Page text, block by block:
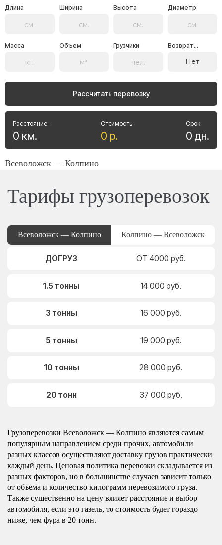
Длина Ширина Высота Диаметр
Масса Объем Грузчики Возврат...
Нет
Рассчитать перевозку
Стоимость:
0 р.
Расстояние:
0 км.
Срок:
0 дн.
Всеволожск — Колпино
Тарифы грузоперевозок
Всеволожск — Колпино Колпино — Всеволожск
ДОГРУЗ ОТ 4000 руб.
1.5 тонны 14 000 руб.
3 тонны 16 000 руб.
5 тонны 19 000 руб.
10 тонны 28 000 руб.
20 тонн 37 000 руб.
Грузоперевозки Всеволожск — Колпино являются самым
популярным направлением среди прочих, автомобили
разных классов осуществляют доставку грузов практически
каждый день. Ценовая политика перевозки складывается из
разных факторов, но в большинстве случаев зависит только
от объема и количество килограмм перевозимого груза.
Также существенно на цену влияет расстояние и выбор
автомобиля, если это газель, то стоимость будет гораздо
ниже, чем фура в 20 тонн.